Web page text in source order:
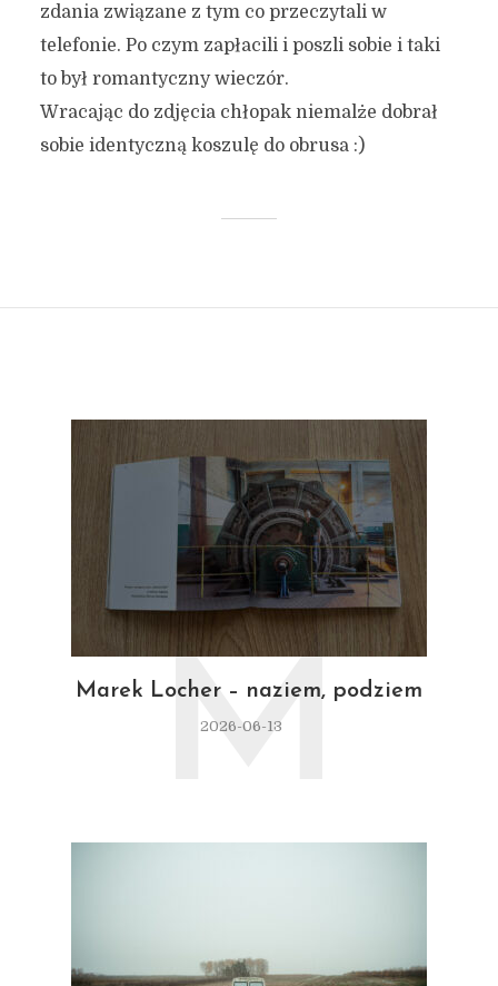
zdania związane z tym co przeczytali w
telefonie. Po czym zapłacili i poszli sobie i taki
to był romantyczny wieczór.
Wracając do zdjęcia chłopak niemalże dobrał
sobie identyczną koszulę do obrusa :)
Marek Locher – naziem, podziem
2026-06-13
M